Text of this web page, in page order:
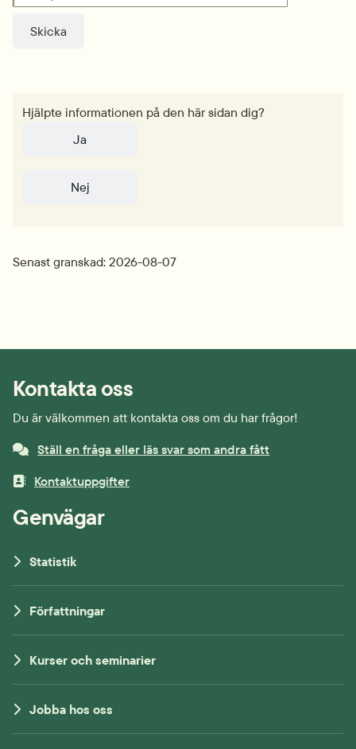
Hjälpte informationen på den här sidan dig?
Ja
Nej
Senast granskad: 2026-08-07
Kontakta oss
Du är välkommen att kontakta oss om du har frågor!
Ställ en fråga eller läs svar som andra fått
Kontaktuppgifter
Genvägar
Statistik
Författningar
Kurser och seminarier
Jobba hos oss